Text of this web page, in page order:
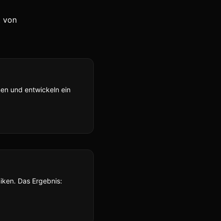
von
und entwickeln ein
Das Ergebnis: